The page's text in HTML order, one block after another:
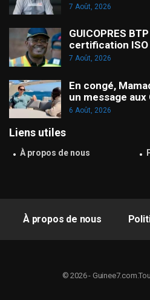
7 Août, 2026
GUICOPRES
certification
7 Août, 2026
En congé,
un message aux
6 Août, 2026
Liens utiles
À propos de nous
À propos de nous
© 2026 -